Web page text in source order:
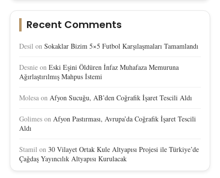
Recent Comments
Desil on Sokaklar Bizim 5×5 Futbol Karşılaşmaları Tamamlandı
Desnie on Eski Eşini Öldüren İnfaz Muhafaza Memuruna
Ağırlaştırılmış Mahpus İstemi
Molesa on Afyon Sucuğu, AB’den Coğrafik İşaret Tescili Aldı
Golimes on Afyon Pastırması, Avrupa’da Coğrafik İşaret Tescili
Aldı
Stamil on 30 Vilayet Ortak Kule Altyapısı Projesi ile Türkiye’de
Çağdaş Yayıncılık Altyapısı Kurulacak